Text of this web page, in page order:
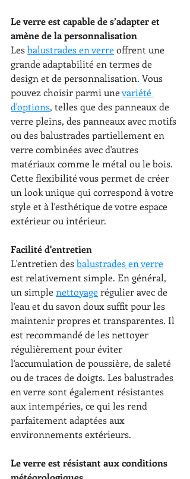
Le verre est capable de s’adapter et
amène de la personnalisation
Les balustrades en verre offrent une
grande adaptabilité en termes de
design et de personnalisation. Vous
pouvez choisir parmi une variété
d'options, telles que des panneaux de
verre pleins, des panneaux avec motifs
ou des balustrades partiellement en
verre combinées avec d'autres
matériaux comme le métal ou le bois.
Cette flexibilité vous permet de créer
un look unique qui correspond à votre
style et à l'esthétique de votre espace
extérieur ou intérieur.
Facilité d'entretien
L'entretien des balustrades en verre
est relativement simple. En général,
un simple nettoyage régulier avec de
l'eau et du savon doux suffit pour les
maintenir propres et transparentes. Il
est recommandé de les nettoyer
régulièrement pour éviter
l'accumulation de poussière, de saleté
ou de traces de doigts. Les balustrades
en verre sont également résistantes
aux intempéries, ce qui les rend
parfaitement adaptées aux
environnements extérieurs.
Le verre est résistant aux conditions